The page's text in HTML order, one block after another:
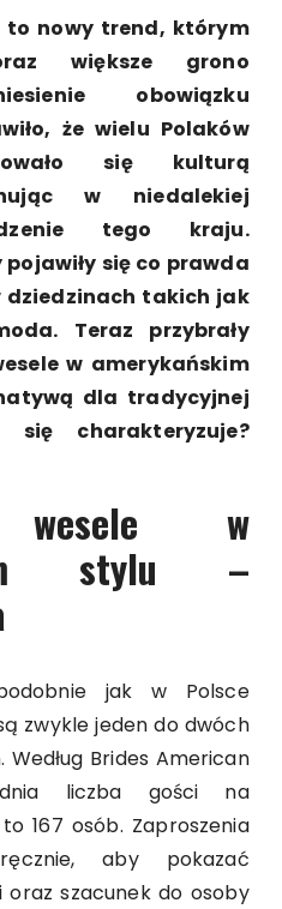
to nowy trend, którym
większe grono
obowiązku
że wielu Polaków
się kulturą
w niedalekiej
tego kraju.
się co prawda
dziedzinach takich jak
Teraz przybrały
w amerykańskim
dla tradycyjnej
się charakteryzuje?
w
stylu –
jak w Polsce
zwykle jeden do dwóch
Brides American
liczba gości na
167 osób. Zaproszenia
aby pokazać
oraz szacunek do osoby